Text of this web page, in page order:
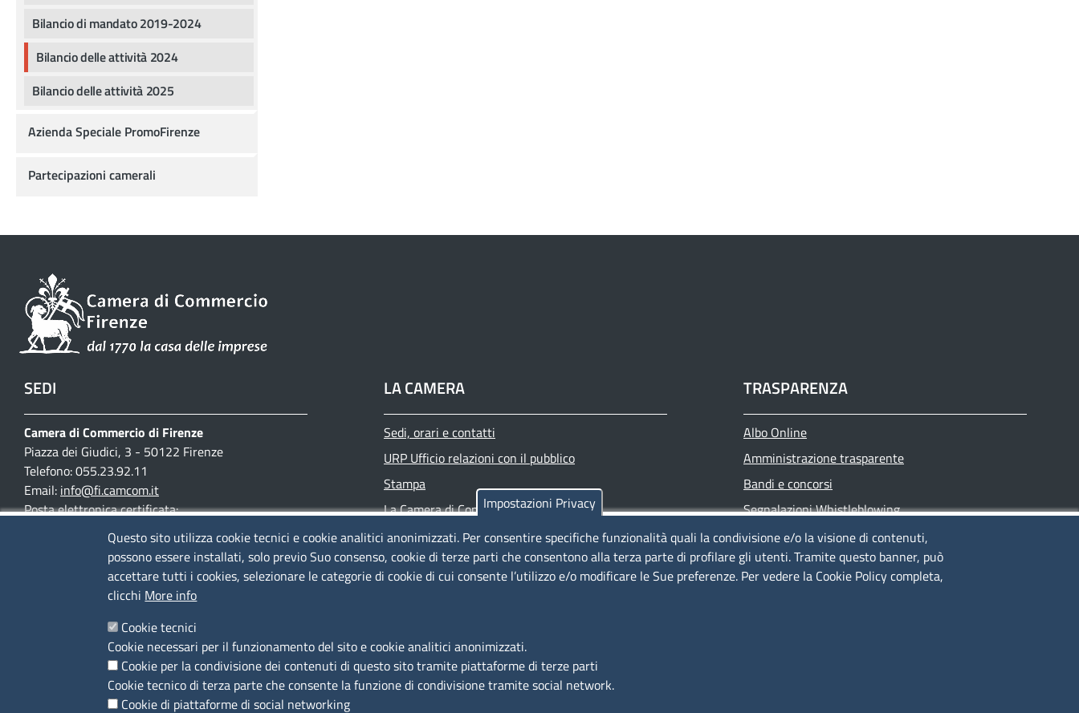
Bilancio di mandato 2019-2024
Bilancio delle attività 2024
Bilancio delle attività 2025
Azienda Speciale PromoFirenze
Partecipazioni camerali
SEDI
Camera di Commercio di Firenze
Piazza dei Giudici, 3 - 50122 Firenze
Telefono: 055.23.92.11
Email: info@fi.camcom.it
Posta elettronica certificata:
cciaa.firenze@fi.legalmail.camcom.it
Partita IVA 03097420487
Codice fiscale 80002690487
Accesso riservato
LA CAMERA
Sedi, orari e contatti
URP Ufficio relazioni con il pubblico
Stampa
La Camera di Commercio oggi
Azienda speciale PromoFirenze
Siti tematici
TRASPARENZA
Albo Online
Amministrazione trasparente
Bandi e concorsi
Segnalazioni Whistleblowing
Accessibilità
IBAN e pagamenti informatici
Informative privacy e cookie
Impostazioni Privacy
Questo sito utilizza cookie tecnici e cookie analitici anonimizzati. Per consentire specifiche funzionalità quali la condivisione e/o la visione di contenuti,
possono essere installati, solo previo Suo consenso, cookie di terze parti che consentono alla terza parte di profilare gli utenti. Tramite questo banner, può
accettare tutti i cookies, selezionare le categorie di cookie di cui consente l’utilizzo e/o modificare le Sue preferenze. Per vedere la Cookie Policy completa,
clicchi More info
Cookie tecnici
Cookie necessari per il funzionamento del sito e cookie analitici anonimizzati.
Cookie per la condivisione dei contenuti di questo sito tramite piattaforme di terze parti
Cookie tecnico di terza parte che consente la funzione di condivisione tramite social network.
Cookie di piattaforme di social networking